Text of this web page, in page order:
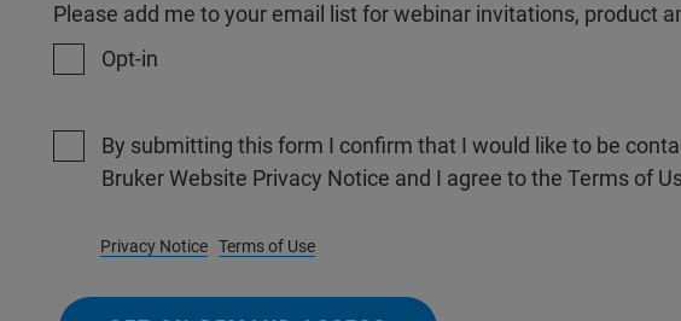
Please add me to your email list for webinar invitations, product
Opt-in
By submitting this form I confirm that I would like to be
Bruker Website Privacy Notice and I agree to the Terms of
Privacy Notice Terms of Use